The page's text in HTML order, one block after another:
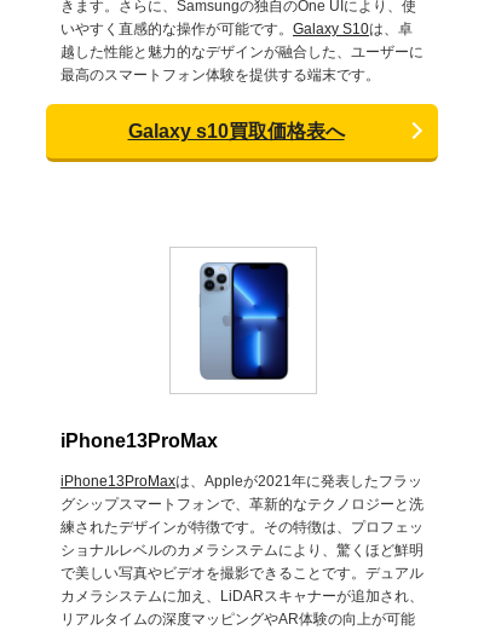
きます。さらに、Samsungの独自のOne UIにより、使
いやすく直感的な操作が可能です。 Galaxy S10は、卓
越した性能と魅力的なデザインが融合した、ユーザーに
最高のスマートフォン体験を提供する端末です。
Galaxy s10買取価格表へ
iPhone13ProMax
iPhone13ProMaxは、Appleが2021年に発表したフラッ
グシップスマートフォンで、革新的なテクノロジーと洗
練されたデザインが特徴です。その特徴は、プロフェッ
ショナルレベルのカメラシステムにより、驚くほど鮮明
で美しい写真やビデオを撮影できることです。デュアル
カメラシステムに加え、LiDARスキャナーが追加され、
リアルタイムの深度マッピングやAR体験の向上が可能